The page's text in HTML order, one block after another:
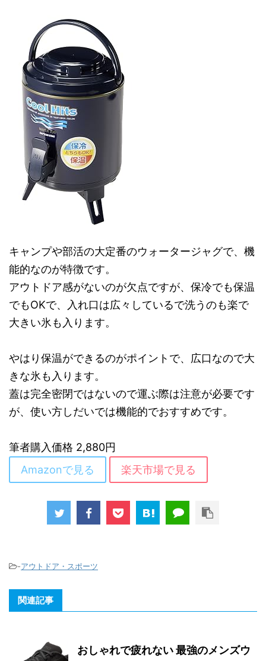
キャンプや部活の大定番のウォータージャグで、機
能的なのが特徴です。
アウトドア感がないのが欠点ですが、保冷でも保温
でもOKで、入れ口は広々しているで洗うのも楽で
大きい氷も入ります。
やはり保温ができるのがポイントで、広口なので大
きな氷も入ります。
蓋は完全密閉ではないので運ぶ際は注意が必要です
が、使い方しだいでは機能的でおすすめです。
筆者購入価格 2,880円
Amazonで見る
楽天市場で見る
-アウトドア・スポーツ
関連記事
おしゃれで疲れない 最強のメンズウ